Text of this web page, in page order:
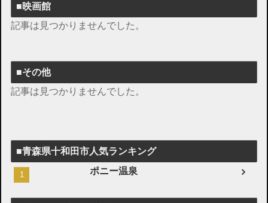
■映画館
記事は見つかりませんでした。
■その他
記事は見つかりませんでした。
■青森県十和田市人気ランキング
ポニー温泉